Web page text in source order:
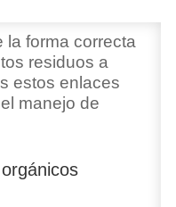
la forma correcta
residuos a
estos enlaces
manejo de